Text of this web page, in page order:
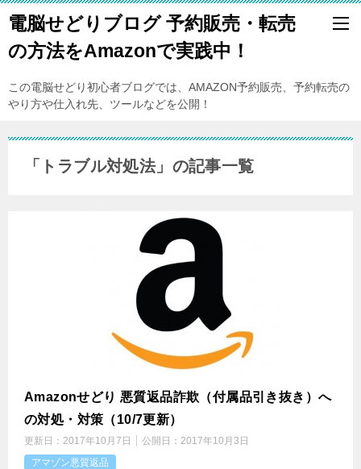
電脳せどりブログ 予約販売・転売
の方法をAmazonで実践中！
この電脳せどり初心者ブログでは、AMAZON予約販売、予約転売の
やり方や仕入れ先、ツールなどを公開！
「トラブル対処法」の記事一覧
Amazonせどり 悪質返品詐欺（付属品引き抜き）へ
の対処・対策（10/7更新）
更新日： 2017年10月7日 公開日： 2017年10月3日
アマゾン悪質返品